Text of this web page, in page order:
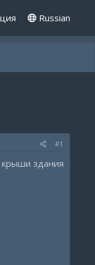
Russian
#1
крыши здания